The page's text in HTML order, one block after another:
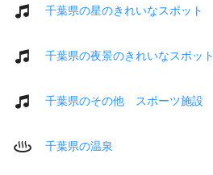
千葉県の星のきれいなスポット
千葉県の夜景のきれいなスポット
千葉県のその他 スポーツ施設
千葉県の温泉